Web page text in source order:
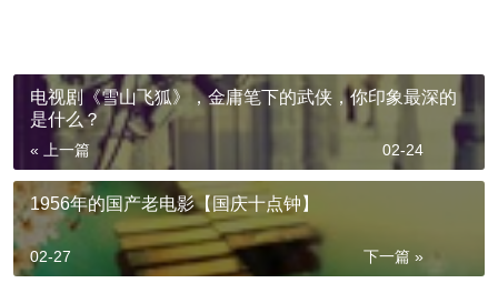
电视剧《雪山飞狐》，金庸笔下的武侠，你印象最深的
是什么？
« 上一篇 02-24
1956年的国产老电影【国庆十点钟】
下一篇 »
02-27